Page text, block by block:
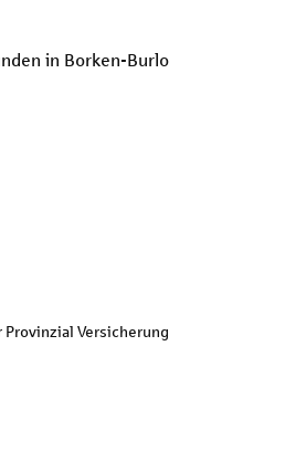
in Borken-Burlo
Versicherung